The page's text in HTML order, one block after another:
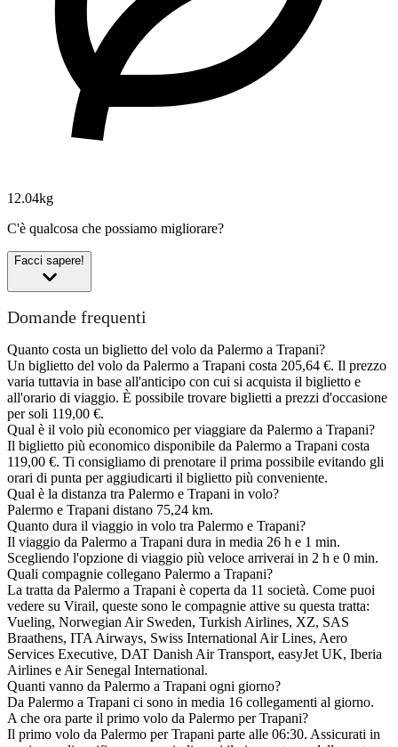
12.04kg
C'è qualcosa che possiamo migliorare?
Facci sapere!
Domande frequenti
Quanto costa un biglietto del volo da Palermo a Trapani?
Un biglietto del volo da Palermo a Trapani costa 205,64 €. Il prezzo
varia tuttavia in base all'anticipo con cui si acquista il biglietto e
all'orario di viaggio. È possibile trovare biglietti a prezzi d'occasione
per soli 119,00 €.
Qual è il volo più economico per viaggiare da Palermo a Trapani?
Il biglietto più economico disponibile da Palermo a Trapani costa
119,00 €. Ti consigliamo di prenotare il prima possibile evitando gli
orari di punta per aggiudicarti il biglietto più conveniente.
Qual è la distanza tra Palermo e Trapani in volo?
Palermo e Trapani distano 75,24 km.
Quanto dura il viaggio in volo tra Palermo e Trapani?
Il viaggio da Palermo a Trapani dura in media 26 h e 1 min.
Scegliendo l'opzione di viaggio più veloce arriverai in 2 h e 0 min.
Quali compagnie collegano Palermo a Trapani?
La tratta da Palermo a Trapani è coperta da 11 società. Come puoi
vedere su Virail, queste sono le compagnie attive su questa tratta:
Vueling, Norwegian Air Sweden, Turkish Airlines, XZ, SAS
Braathens, ITA Airways, Swiss International Air Lines, Aero
Services Executive, DAT Danish Air Transport, easyJet UK, Iberia
Airlines e Air Senegal International.
Quanti vanno da Palermo a Trapani ogni giorno?
Da Palermo a Trapani ci sono in media 16 collegamenti al giorno.
A che ora parte il primo volo da Palermo per Trapani?
Il primo volo da Palermo per Trapani parte alle 06:30. Assicurati in